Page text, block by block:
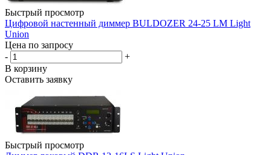
Быстрый просмотр
Цифровой настенный диммер BULDOZER 24-25 LM Light
Union
Цена по запросу
-
+
В корзину
Оставить заявку
Быстрый просмотр